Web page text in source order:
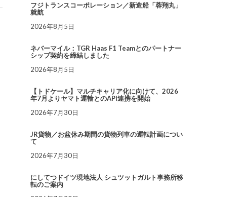
フジトランスコーポレーション／新造船「蓉翔丸」
就航
2026年8月5日
ネバーマイル：TGR Haas F1 Teamとのパートナー
シップ契約を締結しました
2026年8月5日
【トドケール】マルチキャリア化に向けて、2026
年7月よりヤマト運輸とのAPI連携を開始
2026年7月30日
JR貨物／お盆休み期間の貨物列車の運転計画につい
て
2026年7月30日
にしてつドイツ現地法人 シュツットガルト事務所移
転のご案内